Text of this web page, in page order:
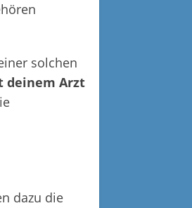
solchen
deinem Arzt
dazu die